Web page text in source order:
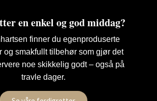
en enkel og god middag?
finner du egenproduserte
og smakfullt tilbehør som gjør det
noe skikkelig godt – også på
travle dager.